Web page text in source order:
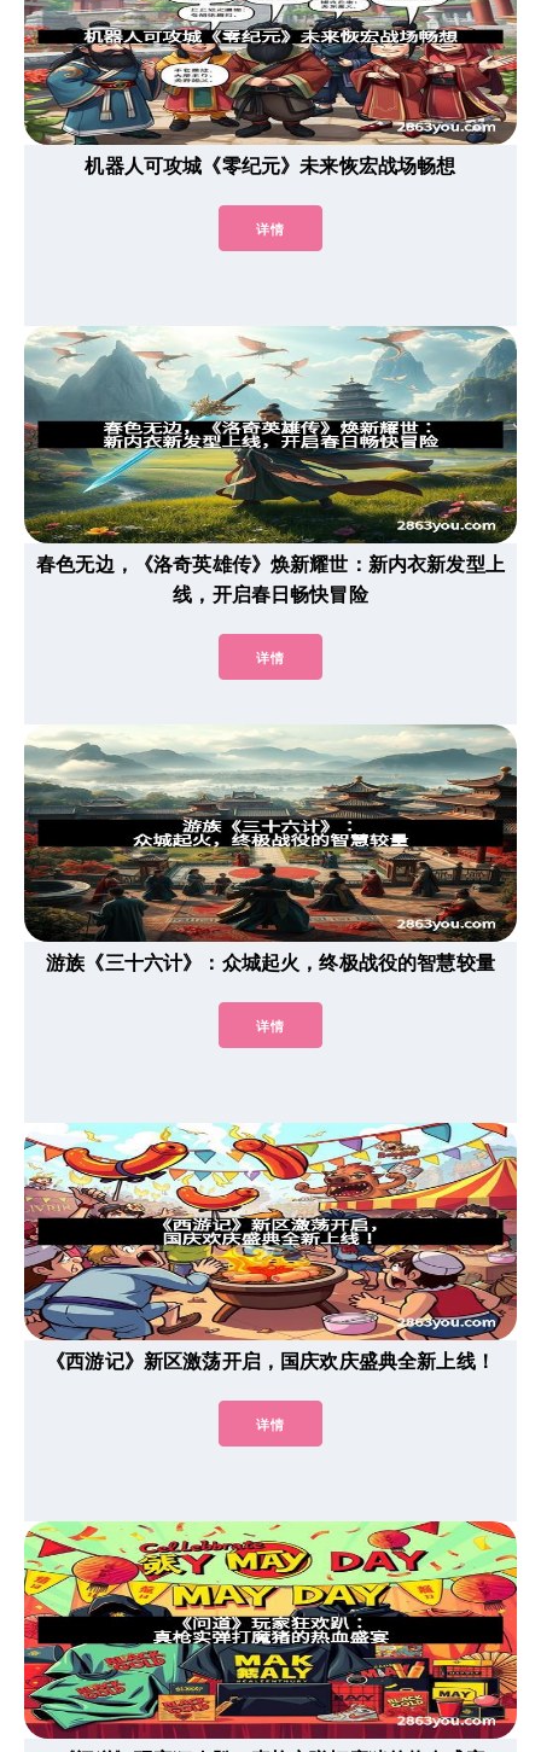
机器人可攻城《零纪元》未来恢宏战场畅想
详情
春色无边，《洛奇英雄传》焕新耀世：新内衣新发型上
线，开启春日畅快冒险
详情
游族《三十六计》：众城起火，终极战役的智慧较量
详情
《西游记》新区激荡开启，国庆欢庆盛典全新上线！
详情